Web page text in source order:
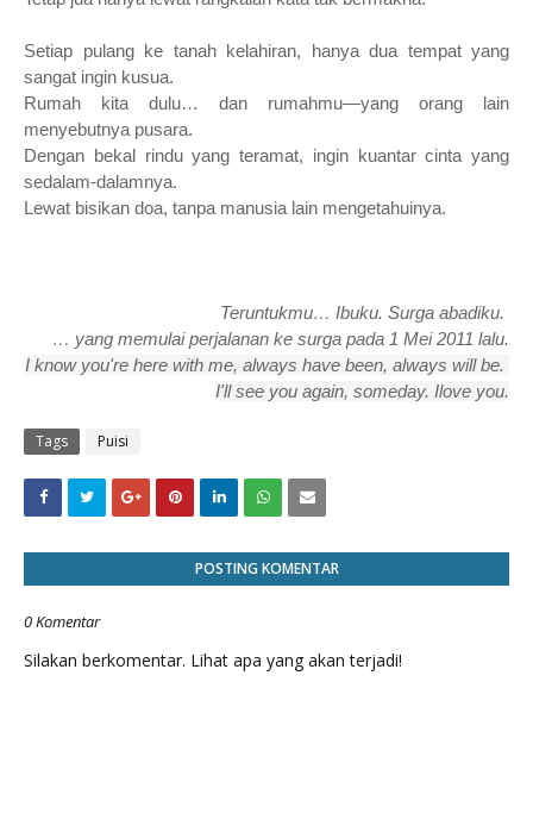
Setiap pulang ke tanah kelahiran, hanya dua tempat yang
sangat ingin kusua.
Rumah kita dulu… dan rumahmu—yang orang lain
menyebutnya pusara.
Dengan bekal rindu yang teramat, ingin kuantar cinta yang
sedalam-dalamnya.
Lewat bisikan doa, tanpa manusia lain mengetahuinya.
Teruntukmu… Ibuku. Surga abadiku.
… yang memulai perjalanan ke surga pada 1 Mei 2011 lalu.
I know you're here with me, always have been, always will be.
I'll see you again, someday. Ilove you.
Tags Puisi
POSTING KOMENTAR
0 Komentar
Silakan berkomentar. Lihat apa yang akan terjadi!